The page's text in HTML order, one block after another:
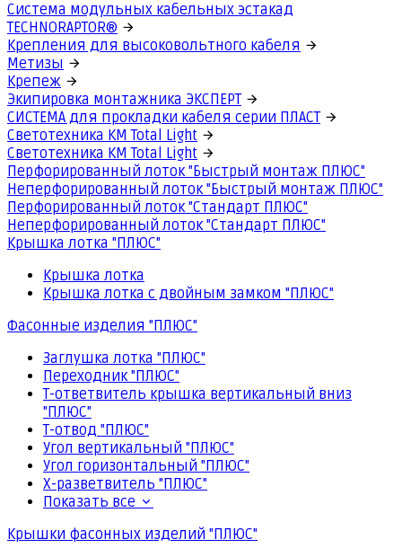
Система модульных кабельных эстакад
TECHNORAPTOR®
Крепления для высоковольтного кабеля
Метизы
Крепеж
Экипировка монтажника ЭКСПЕРТ
СИСТЕМА для прокладки кабеля серии ПЛАСТ
Светотехника КМ Total Light
Светотехника КМ Total Light
Перфорированный лоток "Быстрый монтаж ПЛЮС"
Неперфорированный лоток "Быстрый монтаж ПЛЮС"
Перфорированный лоток "Стандарт ПЛЮС"
Неперфорированный лоток "Стандарт ПЛЮС"
Крышка лотка "ПЛЮС"
Крышка лотка
Крышка лотка с двойным замком "ПЛЮС"
Фасонные изделия "ПЛЮС"
Заглушка лотка "ПЛЮС"
Переходник "ПЛЮС"
Т-ответвитель крышка вертикальный вниз
"ПЛЮС"
Т-отвод "ПЛЮС"
Угол вертикальный "ПЛЮС"
Угол горизонтальный "ПЛЮС"
Х-разветвитель "ПЛЮС"
Показать все
Крышки фасонных изделий "ПЛЮС"